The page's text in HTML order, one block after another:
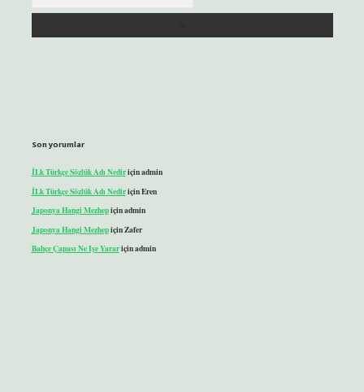
Son yorumlar
İLk Türkçe Sözlük Adı Nediriçinadmin
İLk Türkçe Sözlük Adı NediriçinEren
Japonya Hangi Mezhepiçinadmin
Japonya Hangi MezhepiçinZafer
Bahçe Çapası Ne Işe Yarariçinadmin